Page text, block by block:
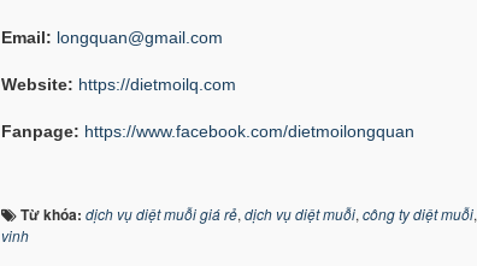
Email: longquan@gmail.com
Website: https://dietmoilq.com
Fanpage: https://www.facebook.com/dietmoilongquan
Từ khóa: dịch vụ diệt muỗi giá rẻ, dịch vụ diệt muỗi, công ty diệt muỗi,
vinh